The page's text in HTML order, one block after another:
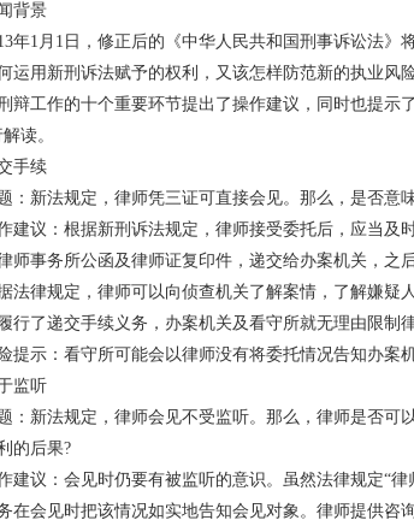
背景
年1月1日，修正后的《中华人民共和国刑事诉讼法
运用新刑诉法赋予的权利，又该怎样防范新的执业风
辩工作的十个重要环节提出了操作建议，同时也提示
读。
手续
：新法规定，律师凭三证可直接会见。那么，是否意
建议：根据新刑诉法规定，律师接受委托后，应当及
师事务所公函及律师证复印件，递交给办案机关，之
法律规定，律师可以向侦查机关了解案情，了解嫌疑
行了递交手续义务，办案机关及看守所就无理由限制
提示：看守所可能会以律师没有将委托情况告知办案
监听
：新法规定，律师会见不受监听。那么，律师是否可
的后果?
建议：会见时仍要有被监听的意识。虽然法律规定“
在会见时把该情况如实地告知会见对象。律师提供